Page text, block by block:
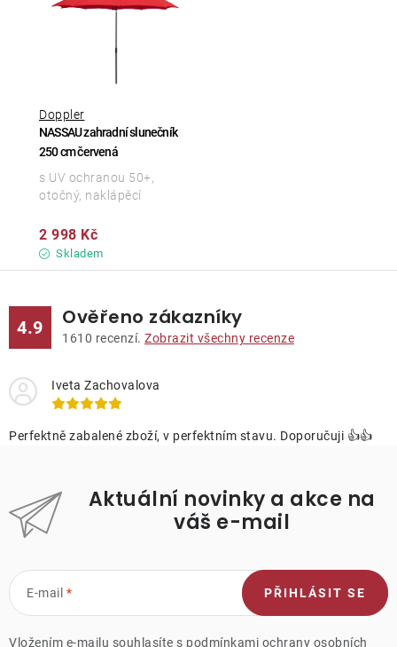
NASSAU zahradní slunečník
250 cm červená
Doppler
Skladem
2 998 Kč
s UV ochranou 50+,
otočný, naklápěcí
4.9 Ověřeno zákazníky
1610 recenzí. Zobrazit všechny recenze
Iveta Zachovalova
Perfektně zabalené zboží, v perfektním stavu. Doporučuji 👍👍
Aktuální novinky a akce na
váš e-mail
E-mail
Vložením e-mailu souhlasíte s podmínkami ochrany osobních
PŘIHLÁSIT SE